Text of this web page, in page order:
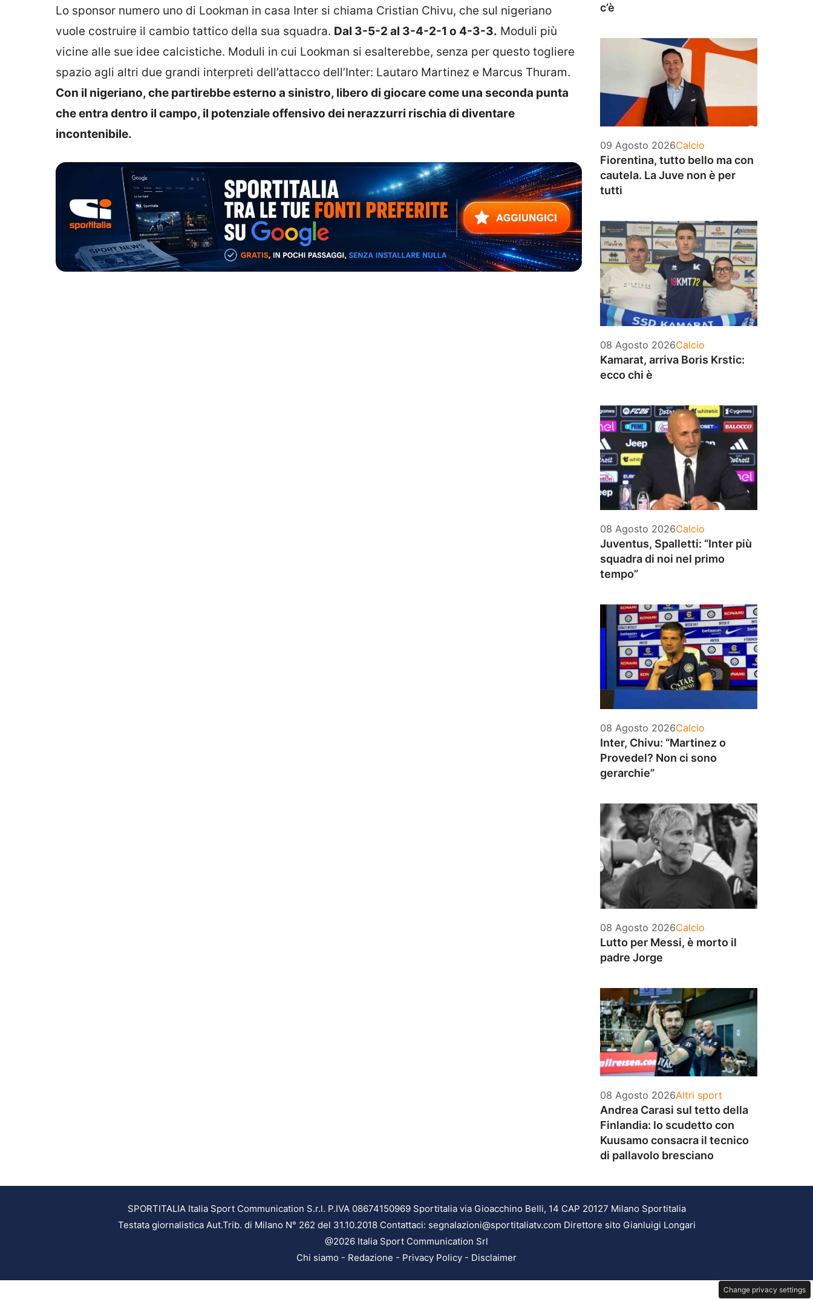
Lo sponsor numero uno di Lookman in casa Inter si chiama Cristian Chivu, che sul nigeriano
vuole costruire il cambio tattico della sua squadra. Dal 3-5-2 al 3-4-2-1 o 4-3-3. Moduli più
vicine alle sue idee calcistiche. Moduli in cui Lookman si esalterebbe, senza per questo togliere
spazio agli altri due grandi interpreti dell’attacco dell’Inter: Lautaro Martinez e Marcus Thuram.
Con il nigeriano, che partirebbe esterno a sinistro, libero di giocare come una seconda punta
che entra dentro il campo, il potenziale offensivo dei nerazzurri rischia di diventare
incontenibile.
c’è
09 Agosto 2026Categorie
Calcio
Fiorentina, tutto bello ma con
cautela. La Juve non è per
tutti
08 Agosto 2026Categorie
Calcio
Kamarat, arriva Boris Krstic:
ecco chi è
08 Agosto 2026Categorie
Calcio
Juventus, Spalletti: “Inter più
squadra di noi nel primo
tempo”
08 Agosto 2026Categorie
Calcio
Inter, Chivu: “Martinez o
Provedel? Non ci sono
gerarchie”
08 Agosto 2026Categorie
Calcio
Lutto per Messi, è morto il
padre Jorge
08 Agosto 2026Categorie
Altri sport
Andrea Carasi sul tetto della
Finlandia: lo scudetto con
Kuusamo consacra il tecnico
di pallavolo bresciano
SPORTITALIA Italia Sport Communication S.r.l. P.IVA 08674150969 Sportitalia via Gioacchino Belli, 14 CAP 20127 Milano Sportitalia
Testata giornalistica Aut.Trib. di Milano N° 262 del 31.10.2018 Contattaci: segnalazioni@sportitaliatv.com Direttore sito Gianluigi Longari
@2026 Italia Sport Communication Srl
Chi siamo - Redazione - Privacy Policy - Disclaimer
Change privacy settings